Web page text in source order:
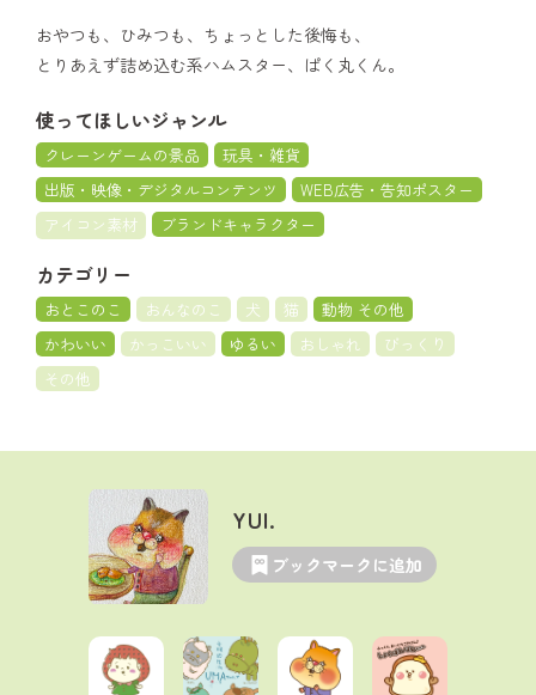
おやつも、ひみつも、ちょっとした後悔も、
とりあえず詰め込む系ハムスター、ぱく丸くん。
使ってほしいジャンル
クレーンゲームの景品
玩具・雑貨
出版・映像・デジタルコンテンツ
WEB広告・告知ポスター
アイコン素材
ブランドキャラクター
カテゴリー
おとこのこ おんなのこ 犬 猫
動物 その他
かわいい
かっこいい ゆるい おしゃれ
びっくり
その他
YUI.
ブックマークに追加